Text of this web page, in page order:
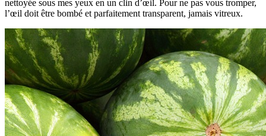
nettoyée sous mes yeux en un clin d’œil. Pour ne pas vous tromper,
l’œil doit être bombé et parfaitement transparent, jamais vitreux.